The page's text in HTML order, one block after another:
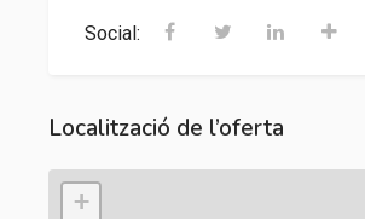
Social:
Localització de l’oferta
+